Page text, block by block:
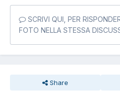
SCRIVI QUI, PER
FOTO NELLA STESSA
Share